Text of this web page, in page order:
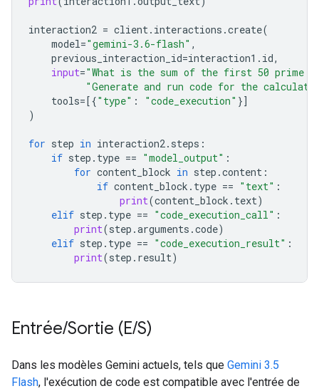
interaction2 = client. interactions .create(
model="gemini-3.6-flash" ,
previous_interaction_id=interaction1 . id,
input="What is the sum of the first 50 prime
"Generate and run code for the
tools=[{"type" : "code_execution" }]
)
for step in interaction2. steps :
if step . type == "model_output" :
for content_block in step .content :
if content_block . type == "text" :
print(content_block . text)
elif step . type == "code_execution_call" :
print(step .arguments .code)
elif step . type == "code_execution_result" :
print(step . result)
Entrée/Sortie (E/S)
Dans les modèles Gemini actuels, tels que Gemini 3.5
Flash, l'exécution de code est compatible avec l'entrée de